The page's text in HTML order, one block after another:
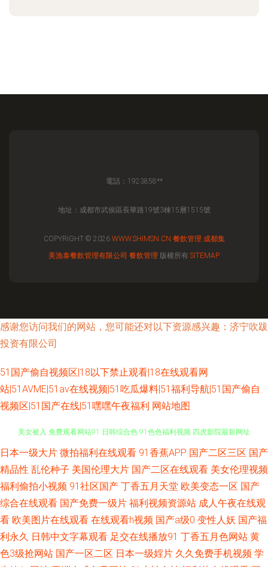
電話：1923858**
地址：成都市武侯區長華路19號3棟15層1515號
COPYRIGHT © 2026 WWW.SHIMSN.CN 餐飲管理 成都集
美漁泰餐飲管理有限公司 餐飲管理 版權所有 SITEMAP
感谢您访问我们的网站，您可能还对以下资源感兴趣：济宁吹跋
投资有限公司
51国产偷自视频区|18以下禁止观看|18在线观看网
站|51AVME|51av在线视频|51吃瓜爆料|51福利导航|51国产偷自
视频区|51国产在线|51嘿嘿午夜福利 网站地图
午夜视频在线导航 激情视频综合 综合淫网 www狼友 国产超碰在线永久 黑丝
美女被入 免费观看网站91 日韩综合色 91色色福利视频 四虎影院最新网址
91老司机福利 超碰五月天 人妻碰碰碰 婷婷瑟瑟在线 91豆花官网 俺也去色色
激情在线网 日本综合无码 久久撸免费 四虎精品91 四虎色综合 日本私人影院
日本一级大片 微拍福利在线观看 91香蕉APP 国产二区三区 国产
精品性 乱伦种子 美国伦理大片 国产二区在线观看 美女伦理视频
福利偷拍小视频 91社区国产 丁香五月天堂 欧美变态一区 国产
综合在线观看 国产免费一级片 福利视频资源站 成人午夜在线观
看 欧美图片在线观看 在线观看h视频 国产a级0 变性人妖 国产福
利永久 日韩中文字幕观看 足交在线播放91 丁香五月色网站 黄
色3级抢网站 国产一区二区 日本一级婬片 久久免费手机视频 学